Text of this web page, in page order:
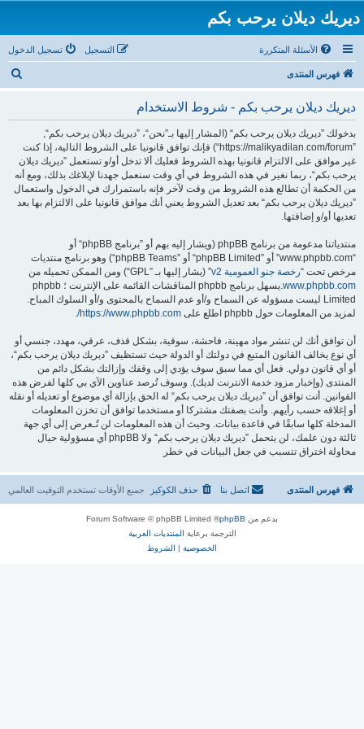
ديريك ديلان يرحب بكم
الأسئلة المتكررة تسجيل الدخول التسجيل
فهرس المنتدى
ديريك ديلان يرحب بكم - شروط الاستخدام
بدخولك ”ديريك ديلان يرحب بكم“ (المشار إليها بـ”نحن“، ”ديريك ديلان يرحب بكم“,
”https://malikyadilan.com/forum“) فإنك توافق قانونيا على الشروط التالية، إذا كنت
غير موافق على الالتزام قانونيا بهذه الشروط فعليك ألا تدخل أو/و تستعمل ”ديريك ديلان
يرحب بكم“، ربما نغير في هذه الشروط في أي وقت سنعمل جهدنا لإبلاغك بذلك، ومع أنه
من الحكمة أن تطالع هذه الشروط من وقت لآخر فإنه باستمرارك في الدخول واستعمال
”ديريك ديلان يرحب بكم“ بعد تعديل الشروط يعني أنك موافق قانونيا على الالتزام بها بعد
تعديها أو/و إضافتها.
منتدياتنا مدعومة من برنامج phpBB (ويشار إليه بهم أو ”برنامج phpBB“ أو
“www.phpbb.com” أو ”phpBB Limited“ أو ”phpBB Teams“) وهو برنامج منتديات
مرخص تحت “رخصة جنو العمومية v2
” (يشار إليها بـ ”GPL“) ومن الممكن تحميله من
www.phpbb.com
.يسهل برنامج phpbb المناقشات القائمة على الإنترنت ؛ phpbb
Limited ليست مسؤوله عن السماح و/أو عدم السماح بالمحتوى و/أو السلوك المباح.
لمزيد من المعلومات حول phpbb اطلع على
https://www.phpbb.com/
.
أن توافق أنك لن تنشر مواد مهينة، فاحشة، سوقية، بشكل قذف، عرقي، مهدد، جنسي أو
أي نوع يخالف القانون المتبع في دولتك أو الدولة حيث تستظيف ”ديريك ديلان يرحب بكم“،
أو أي قانون دولي. فعل أي مما سبق سوف يؤدي إلى وقفك وإزالتك بشكل دائم من
المنتدى (وإخبار مزود خدمة الانترنت لديك). وسوف تُرصد عناوين الآي بي كلها لفرض هذه
القوانين. أنت توافق أن ”ديريك ديلان يرحب بكم“ له الحق بإزالة أي موضوع أو تعديله أو نقله
أو إغلاقه حسب رأيهم. وأنت بصفتك مشتركا أو مستخدما توافق أن تخزن المعلومات
المدخلة كلها سابقًا في قاعدة بيانات. وحيث أن هذه المعلومات لن تُـعرض إلى أي جهة
ثالثة دون علمك، لن يتحمل ”ديريك ديلان يرحب بكم“ ولا phpBB أي مسؤولية حيال
محاولة اختراق تتسبب في جعل البيانات في خطر
فهرس المنتدى جميع الأوقات تستخدم التوقيت العالمي حذف الكوكيز اتصل بنا
بدعم من phpBB
® Forum Software © phpBB Limited
الترجمة برعاية المنتديات العربية
الخصوصية | الشروط